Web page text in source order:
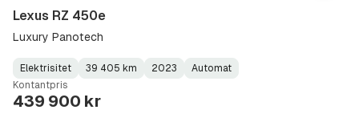
Lexus RZ 450e
Luxury Panotech
Fuel
Type:
Elektrisitet
Kilometerstand:
39 405 km
Model
Year:
2023
Gearbox
Type:
Automat
Kontantpris
439 900 kr